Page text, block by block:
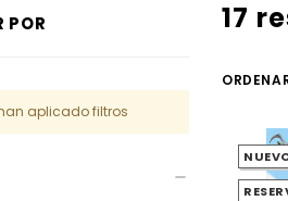
POR
aplicado filtros
17